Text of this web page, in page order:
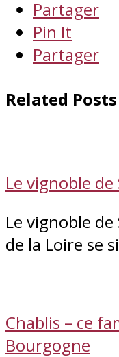
Partager
Pin It
Partager
Related Posts
Le vignoble de
Le vignoble
de la Loire se
Chablis – ce
Bourgogne